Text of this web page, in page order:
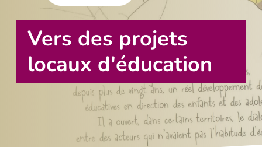
Vers des projets
locaux d'éducation